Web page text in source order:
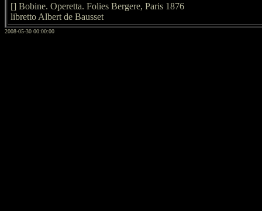
[] Bobine. Operetta. Folies Bergere, Paris 1876
libretto Albert de Bausset
2008-05-30 00:00:00